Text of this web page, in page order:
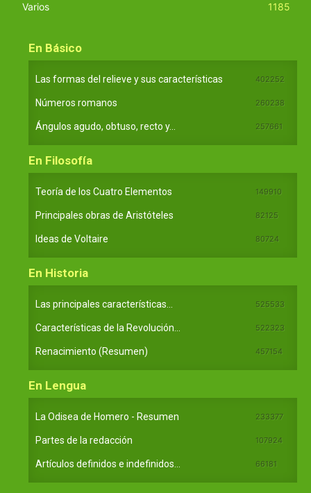
Varios
1185
En Básico
Las formas del relieve y sus características 402252
Números romanos 260238
Ángulos agudo, obtuso, recto y... 257661
En Filosofía
Teoría de los Cuatro Elementos 149910
Principales obras de Aristóteles 82125
Ideas de Voltaire 80724
En Historia
Las principales características... 525533
Características de la Revolución... 522323
Renacimiento (Resumen) 457154
En Lengua
La Odisea de Homero - Resumen 233377
Partes de la redacción 107924
Artículos definidos e indefinidos... 66181